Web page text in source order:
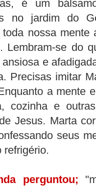
é um
no jardim do
toda nossa
Lembram-se do
e
Precisas imitar
a mente
cozinha e
Jesus. Marta
seus
refrigério.
perguntou;